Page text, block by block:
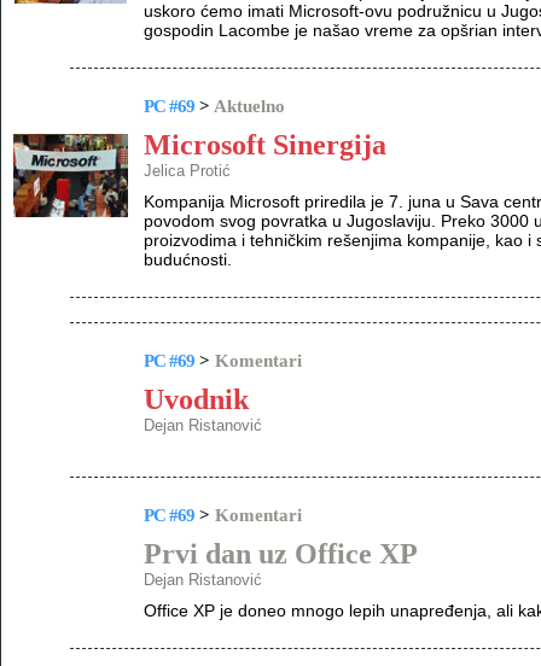
uskoro ćemo imati Microsoft-ovu podružnicu u
gospodin Lacombe je našao vreme za opšrian
PC #69 > Aktuelno
Microsoft Sinergija
Jelica Protić
Kompanija Microsoft priredila je 7. juna u Sava
povodom svog povratka u Jugoslaviju. Preko 3000
proizvodima i tehničkim rešenjima kompanije, kao
budućnosti.
PC #69 > Komentari
Uvodnik
Dejan Ristanović
PC #69 > Komentari
Prvi dan uz Office XP
Dejan Ristanović
Office XP je doneo mnogo lepih unapređenja, ali